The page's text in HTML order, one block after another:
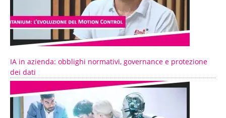
IA in azienda: obblighi normativi, governance e protezione
dei dati